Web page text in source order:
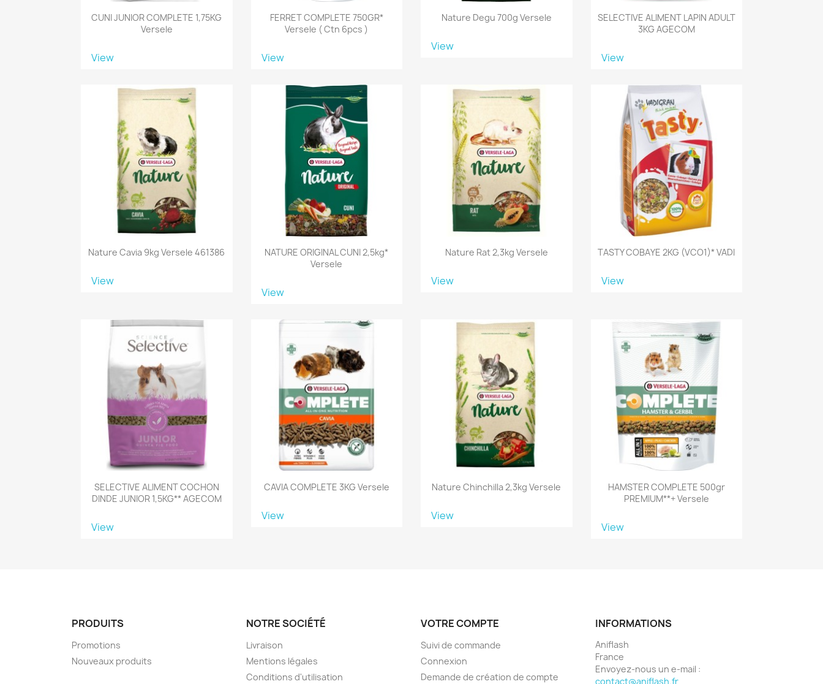
CUNI JUNIOR COMPLETE 1,75KG
Versele
View
FERRET COMPLETE 750GR*
Versele ( Ctn 6pcs )
View
Nature Degu 700g Versele
View
SELECTIVE ALIMENT LAPIN ADULT
3KG AGECOM
View
Nature Cavia 9kg Versele 461386
View
NATURE ORIGINAL CUNI 2,5kg*
Versele
View
Nature Rat 2,3kg Versele
View
TASTY COBAYE 2KG (VCO1)* VADI
View
SELECTIVE ALIMENT COCHON
DINDE JUNIOR 1,5KG** AGECOM
View
CAVIA COMPLETE 3KG Versele
View
Nature Chinchilla 2,3kg Versele
View
HAMSTER COMPLETE 500gr
PREMIUM**+ Versele
View
PRODUITS
Promotions
Nouveaux produits
NOTRE SOCIÉTÉ
Livraison
Mentions légales
Conditions d'utilisation
VOTRE COMPTE
Suivi de commande
Connexion
Demande de création de compte
INFORMATIONS
Aniflash
France
Envoyez-nous un e-mail :
contact@aniflash.fr